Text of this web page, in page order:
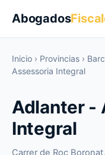
Abogados
Inicio › Provincias ›
Assessoria Integral
Adlanter -
Integral
Carrer de Roc